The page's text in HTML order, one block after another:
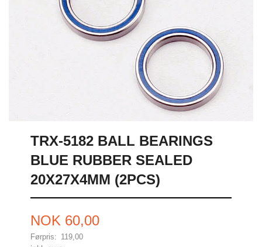
TRX-5182 BALL BEARINGS
BLUE RUBBER SEALED
20X27X4MM (2PCS)
Tilbud
NOK 60,00
Førpris: 119,00